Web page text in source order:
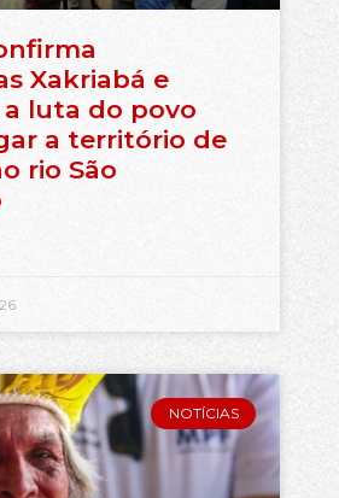
Xakriabá e
luta do povo
a território de
rio São
NOTÍCIAS